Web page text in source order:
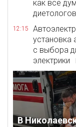
как все
диетологов
12:15
установка
с выбора
электрики
В